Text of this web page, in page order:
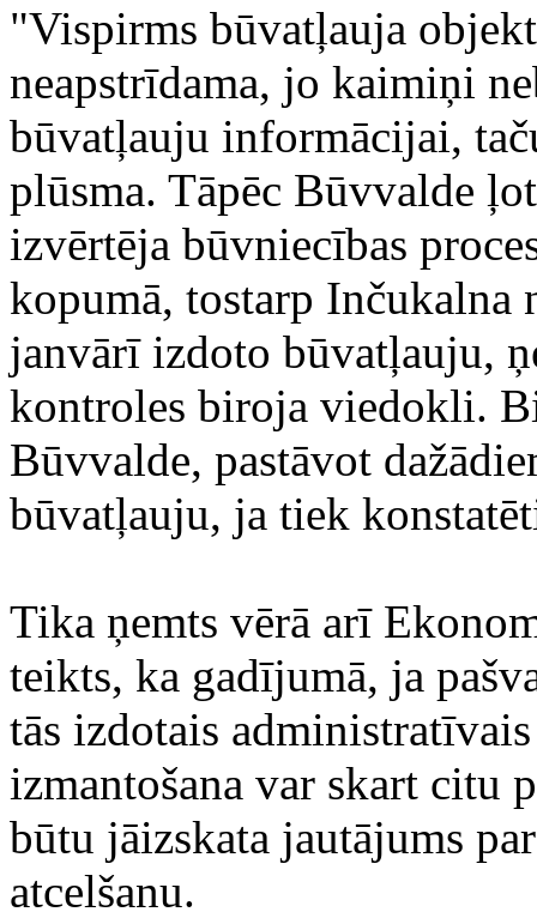
"Vispirms būvatļauja
neapstrīdama, jo kaimiņi
būvatļauju informācijai,
plūsma. Tāpēc Būvvalde
izvērtēja būvniecības
kopumā, tostarp Inčukalna
janvārī izdoto būvatļauju,
kontroles biroja viedokli.
Būvvalde, pastāvot
būvatļauju, ja tiek
Tika ņemts vērā arī
teikts, ka gadījumā, ja
tās izdotais
izmantošana var skart citu
būtu jāizskata jautājums
atcelšanu.